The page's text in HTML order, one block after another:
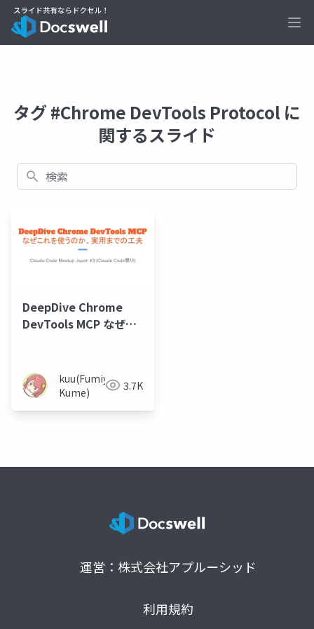
タグ #Chrome DevTools Protocol に
関するスライド
検索
DeepDive Chrome
DevTools MCP なぜこ
kuu(Fumiya
Kume)
3.7K
運営：株式会社アプルーシッド
利用規約